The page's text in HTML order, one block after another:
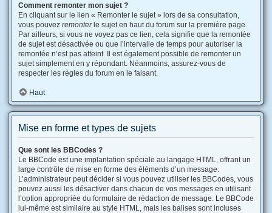
Comment remonter mon sujet ?
En cliquant sur le lien « Remonter le sujet » lors de sa consultation,
vous pouvez remonterle sujet en haut du forum sur la première page.
Par ailleurs, si vous ne voyez pas ce lien, cela signifie que la remontée
de sujet est désactivée ou que l’intervalle de temps pour autoriser la
remontée n’est pas atteint. Il est également possible de remonter un
sujet simplement en y répondant. Néanmoins, assurez-vous de
respecter les règles du forum en le faisant.
Haut
Mise en forme et types de sujets
Que sont les BBCodes ?
Le BBCode est une implantation spéciale au langage HTML, offrant un
large contrôle de mise en forme des éléments d’un message.
L’administrateur peut décider si vous pouvez utiliser les BBCodes, vous
pouvez aussi les désactiver dans chacun de vos messages en utilisant
l’option appropriée du formulaire de rédaction de message. Le BBCode
lui-même est similaire au style HTML, mais les balises sont incluses